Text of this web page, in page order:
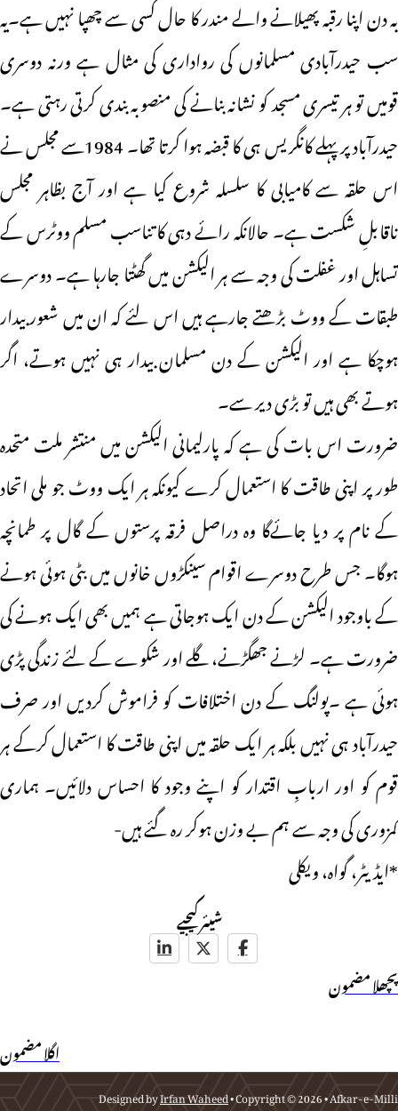
بہ دن اپنا رقبہ پھیلانے والے مندر کا حال کسی سے چھپا نہیں ہے۔یہ
سب حیدرآبادی مسلمانوں کی رواداری کی مثال ہے ورنہ دوسری
قومیں تو ہر تیسری مسجد کو نشانہ بنانے کی منصوبہ بندی کرتی رہتی ہے۔
حیدرآباد پر پہلے کانگریس ہی کا قبضہ ہوا کرتا تھا۔ 1984سے مجلس نے
اس حلقہ سے کامیابی کا سلسلہ شروع کیا ہے اور آج بظاہر مجلس
ناقابلِ شکست ہے۔ حالانکہ رائے دہی کا تناسب مسلم ووٹرس کے
تساہل اور غفلت کی وجہ سے ہر الیکشن میں گھٹتا جارہا ہے۔ دوسرے
طبقات کے ووٹ بڑھتے جارہے ہیں اس لئے کہ ان میں شعور بیدار
ہوچکا ہے اور الیکشن کے دن مسلمان بیدار ہی نہیں ہوتے، اگر
ہوتے بھی ہیں تو بڑی دیر سے۔
ضرورت اس بات کی ہے کہ پارلیمانی الیکشن میں منتشر ملت متحدہ
طور پر اپنی طاقت کا استعمال کرے کیونکہ ہر ایک ووٹ جو ملی اتحاد
کے نام پر دیا جائےگا وہ دراصل فرقہ پرستوں کے گال پر طمانچہ
ہوگا۔ جس طرح دوسرے اقوام سینکڑوں خانوں میں بٹی ہوئی ہونے
کے باوجود الیکشن کے دن ایک ہوجاتی ہے ہمیں بھی ایک ہونے کی
ضرورت ہے۔ لڑنے جھگڑنے، گلے اور شکوے کے لئے زندگی پڑی
ہوئی ہے ۔پولنگ کے دن اختلافات کو فراموش کردیں اور صرف
حیدرآباد ہی نہیں بلکہ ہر ایک حلقہ میں اپنی طاقت کا استعمال کرکے ہر
قوم کو اور اربابِ اقتدار کو اپنے وجود کا احساس دلائیں۔ ہماری
کمزوری کی وجہ سے ہم بے وزن ہوکر رہ گئے ہیں-
*ایڈیٹر، گواہ، ویکلی
شیئر کیجیے
پچھلا مضمون
اگلا مضمون
Designed byIrfan Waheed• Copyright © 2026 • Afkar-e-Milli